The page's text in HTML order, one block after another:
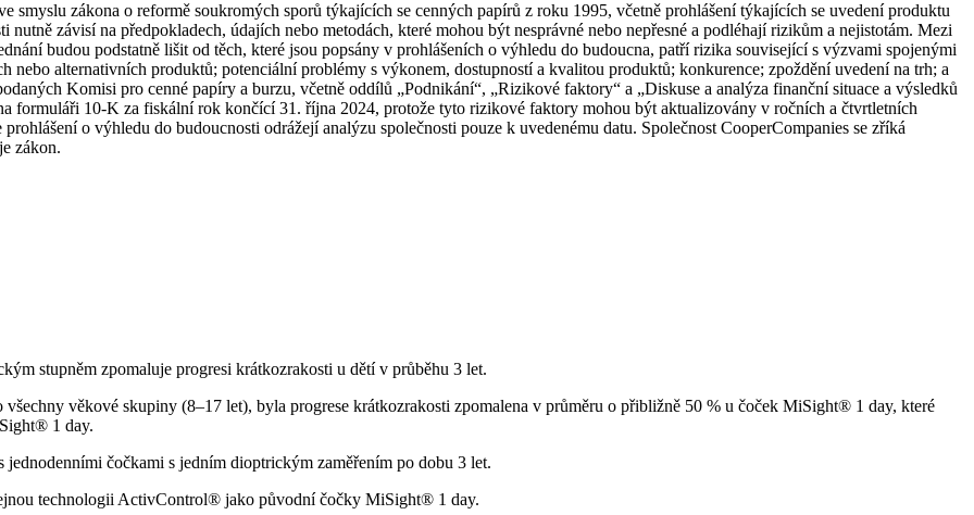
smyslu zákona o reformě soukromých sporů týkajících se cenných papírů z roku 1995, včetně prohlášení týkajících se uvedení produktu
závisí na předpokladech, údajích nebo metodách, které mohou být nesprávné nebo nepřesné a podléhají rizikům a nejistotám. Mezi
budou podstatně lišit od těch, které jsou popsány v prohlášeních o výhledu do budoucna, patří rizika související s výzvami spojenými
nebo alternativních produktů; potenciální problémy s výkonem, dostupností a kvalitou produktů; konkurence; zpoždění uvedení na trh; a
Komisi pro cenné papíry a burzu, včetně oddílů „Podnikání“, „Rizikové faktory“ a „Diskuse a analýza finanční situace a výsledků
formuláři 10-K za fiskální rok končící 31. října 2024, protože tyto rizikové faktory mohou být aktualizovány v ročních a čtvrtletních
o výhledu do budoucnosti odrážejí analýzu společnosti pouze k uvedenému datu. Společnost CooperCompanies se zříká
zákon.
stupněm zpomaluje progresi krátkozrakosti u dětí v průběhu 3 let.
věkové skupiny (8–17 let), byla progrese krátkozrakosti zpomalena v průměru o přibližně 50 % u čoček MiSight® 1 day, které
1 day.
čočkami s jedním dioptrickým zaměřením po dobu 3 let.
technologii ActivControl® jako původní čočky MiSight® 1 day.